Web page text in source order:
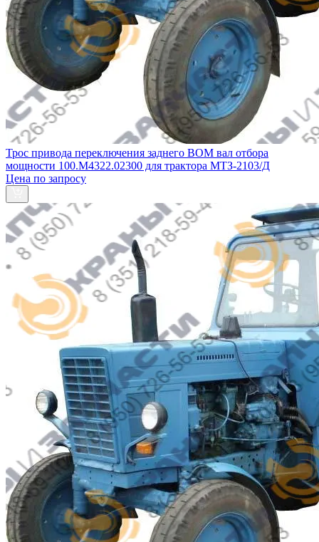
Трос привода переключения заднего ВОМ вал отбора
мощности 100.М4322.02300 для трактора МТЗ-2103/Д
Цена по запросу